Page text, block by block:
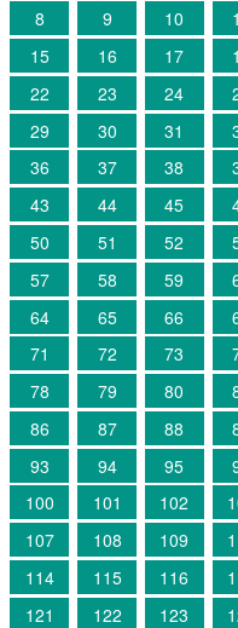
8
9 10
15
16 17
22
23 24
29
30 31
36
37 38
43
44 45
50
51 52
57
58 59
64
65 66
71
72 73
78
79 80
86
87 88
93
94 95
100
101 102
107
108 109
114
115 116
121
122 123